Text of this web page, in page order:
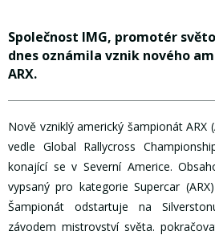
Společnost IMG, promotér
dnes oznámila vznik nového
ARX.
Nově vzniklý americký šampionát ARX
vedle Global Rallycross
konající se v Severní Americe.
vypsaný pro kategorie Supercar
Šampionát odstartuje na
závodem mistrovství světa.